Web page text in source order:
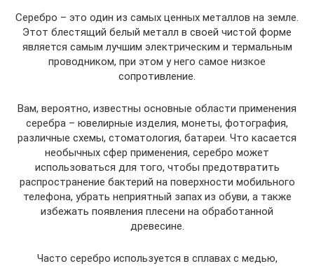
Серебро – это один из самых ценных металлов на земле.
Этот блестящий белый металл в своей чистой форме
является самым лучшим электрическим и термальным
проводником, при этом у него самое низкое
сопротивление.
Вам, вероятно, известны основные области применения
серебра – ювелирные изделия, монеты, фотография,
различные схемы, стоматология, батареи. Что касается
необычных сфер применения, серебро может
использоваться для того, чтобы предотвратить
распространение бактерий на поверхности мобильного
телефона, убрать неприятный запах из обуви, а также
избежать появления плесени на обработанной
древесине.
Часто серебро используется в сплавах с медью,